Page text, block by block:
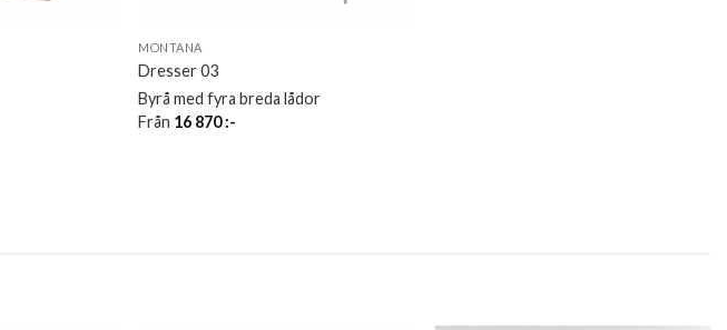
MONTANA
Dresser 03
Byrå med fyra breda lådor
Från 16 870:-